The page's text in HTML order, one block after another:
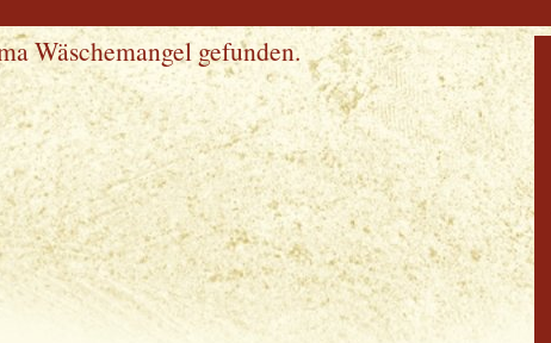
Wäschemangel gefunden.